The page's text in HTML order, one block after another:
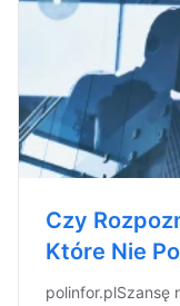
Czy
Które Nie
polinfor.plSzansę